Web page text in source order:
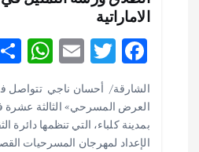
ت
الاماراتية
F
ac
e
b
T
w
it
te
E
ai
l
W
h
at
s
الشارقة/ أحسان ناجي تتواصل
العرض المسرحي» الثالثة عشرة
بمدينة كلباء، التي تنظمها دائرة
الإعداد لمهرجان المسرحيات